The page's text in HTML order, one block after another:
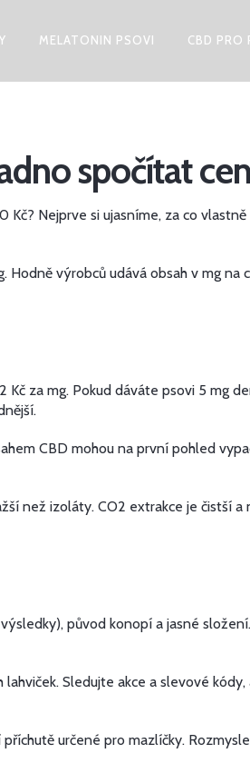
MELATONIN PSOVI CBD PRO
spočítat
Nejprve si ujasníme, za co
Hodně výrobců udává obsah v mg
za mg. Pokud dáváte psovi 5 mg
CBD mohou na první pohled
než izoláty. CO2 extrakce je čistší
původ konopí a jasné
Sledujte akce a slevové
určené pro mazlíčky.